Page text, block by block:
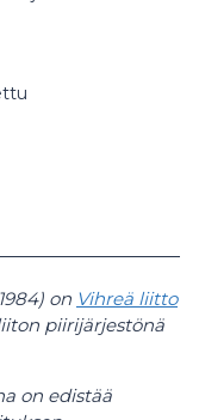
on Vihreä liitto
piirijärjestönä
on edistää